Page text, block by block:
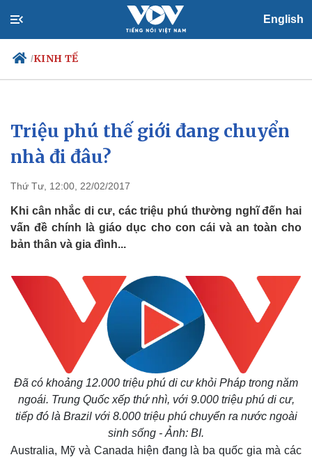
English
/KINH TẾ
Chính trị
Đảng
Tổ chức nhân sự
Nhận diện sự thật
Xã hội
Việc làm
Biển đảo
Triệu phú thế giới đang chuyển
nhà đi đâu?
Thứ Tư, 12:00, 22/02/2017
Khi cân nhắc di cư, các triệu phú thường nghĩ đến hai
vấn đề chính là giáo dục cho con cái và an toàn cho
bản thân và gia đình...
Đã có khoảng 12.000 triệu phú di cư khỏi Pháp trong năm
ngoái. Trung Quốc xếp thứ nhì, với 9.000 triệu phú di cư,
tiếp đó là Brazil với 8.000 triệu phú chuyển ra nước ngoài
sinh sống - Ảnh: BI.
Australia, Mỹ và Canada hiện đang là ba quốc gia mà các